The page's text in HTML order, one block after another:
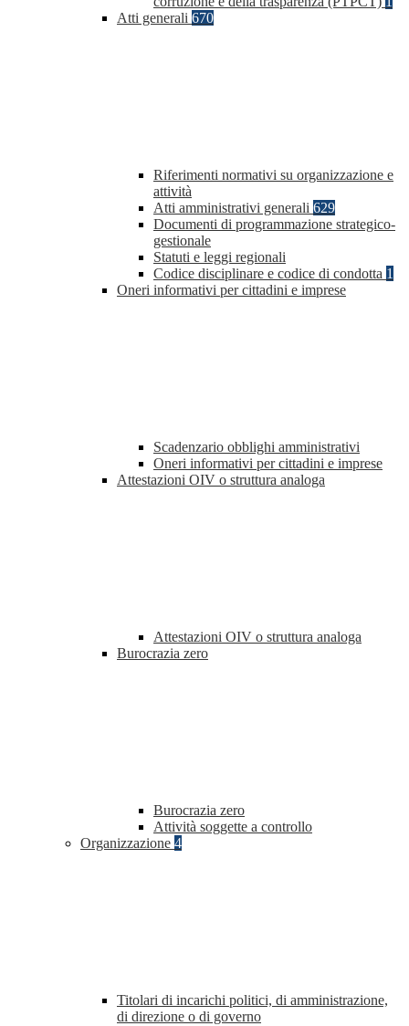
Atti generali 670
Riferimenti normativi su organizzazione e
attività
Atti amministrativi generali 629
Documenti di programmazione strategico-
gestionale
Statuti e leggi regionali
Codice disciplinare e codice di condotta 1
Oneri informativi per cittadini e imprese
Scadenzario obblighi amministrativi
Oneri informativi per cittadini e imprese
Attestazioni OIV o struttura analoga
Attestazioni OIV o struttura analoga
Burocrazia zero
Burocrazia zero
Attività soggette a controllo
Organizzazione 4
Titolari di incarichi politici, di amministrazione,
di direzione o di governo